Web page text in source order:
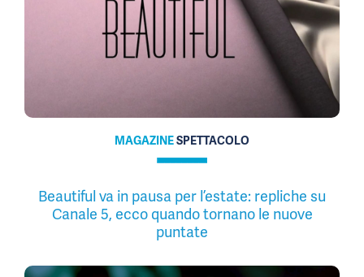
MAGAZINESPETTACOLO
Beautiful va in pausa per l’estate: repliche su
Canale 5, ecco quando tornano le nuove
puntate